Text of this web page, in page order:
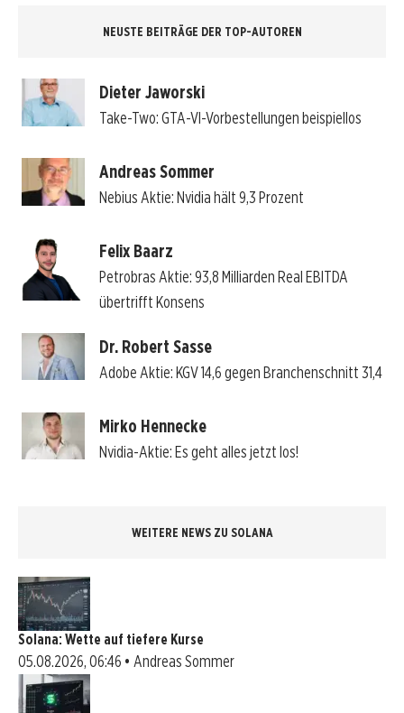
NEUSTE BEITRÄGE DER TOP-AUTOREN
Dieter Jaworski
Take-Two: GTA-VI-Vorbestellungen beispiellos
Andreas Sommer
Nebius Aktie: Nvidia hält 9,3 Prozent
Felix Baarz
Petrobras Aktie: 93,8 Milliarden Real EBITDA
übertrifft Konsens
Dr. Robert Sasse
Adobe Aktie: KGV 14,6 gegen Branchenschnitt 31,4
Mirko Hennecke
Nvidia-Aktie: Es geht alles jetzt los!
WEITERE NEWS ZU SOLANA
Solana: Wette auf tiefere Kurse
05.08.2026, 06:46 • Andreas Sommer